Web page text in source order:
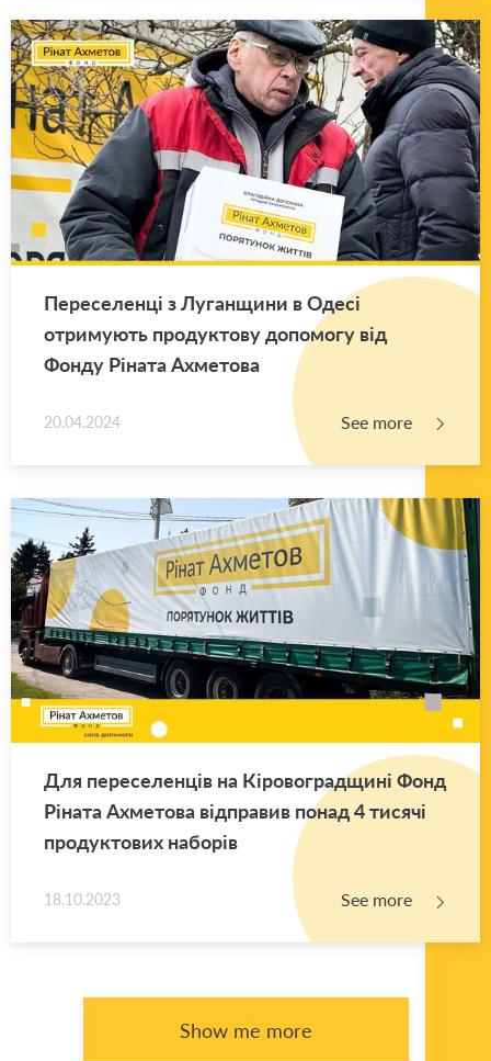
Переселенці з Луганщини в Одесі
отримують продуктову допомогу від
Фонду Ріната Ахметова
20.04.2024 See more
Для переселенців на Кіровоградщині Фонд
Ріната Ахметова відправив понад 4 тисячі
продуктових наборів
18.10.2023 See more
Show me more